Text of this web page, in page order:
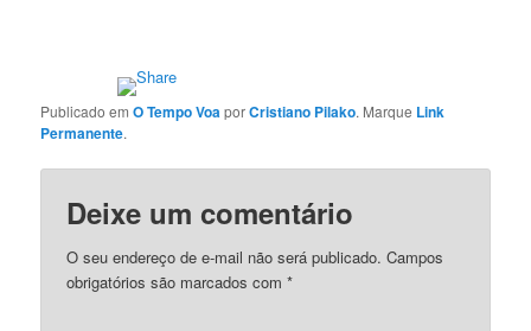
Publicado emO Tempo VoaporCristiano Pilako. Marque Link
Permanente.
Deixe um comentário
O seu endereço de e-mail não será publicado. Campos
obrigatórios são marcados com*